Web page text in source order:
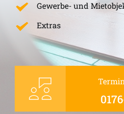
Gewerbe- und
Extras